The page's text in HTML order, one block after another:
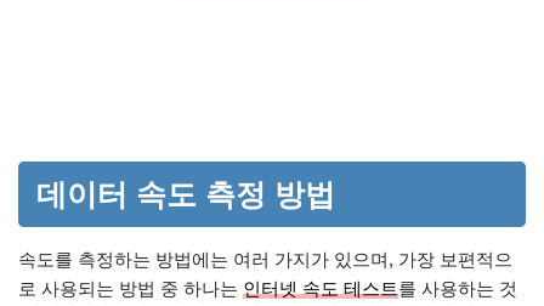
데이터 속도 측정 방법
속도를 측정하는 방법에는 여러 가지가 있으며, 가장 보편적으
로 사용되는 방법 중 하나는 인터넷 속도 테스트를 사용하는 것